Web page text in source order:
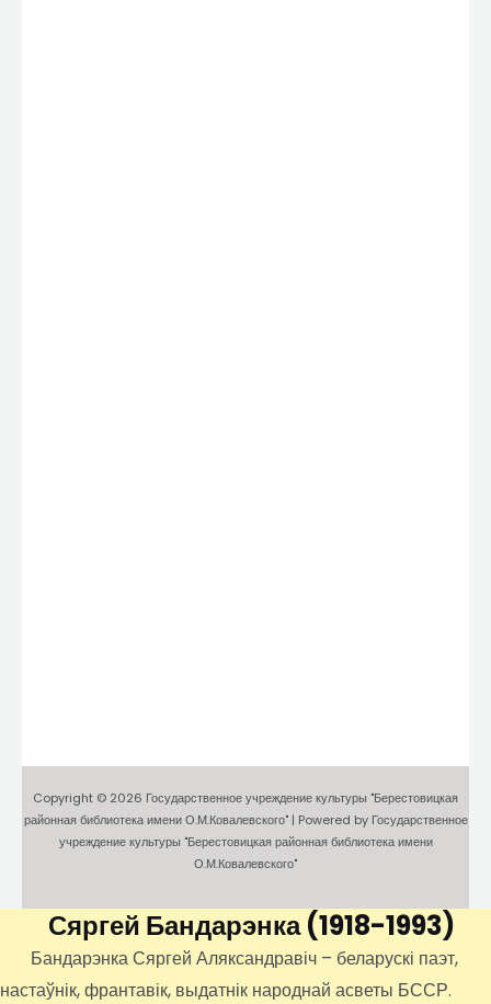
Copyright © 2026 Государственное учреждение культуры "Берестовицкая
районная библиотека имени О.М.Ковалевского" | Powered by Государственное
учреждение культуры "Берестовицкая районная библиотека имени
О.М.Ковалевского"
Сяргей Бандарэнка(1918-1993)
Бандарэнка Сяргей Аляксандравіч – беларускі паэт,
настаўнік, франтавік, выдатнік народнай асветы БССР.